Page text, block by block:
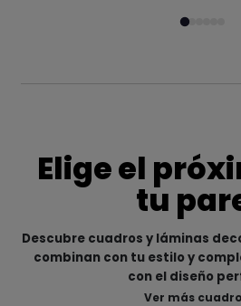
Elige el
tu
Descubre cuadros y láminas
combinan con tu estilo y
con el diseño
Ver más